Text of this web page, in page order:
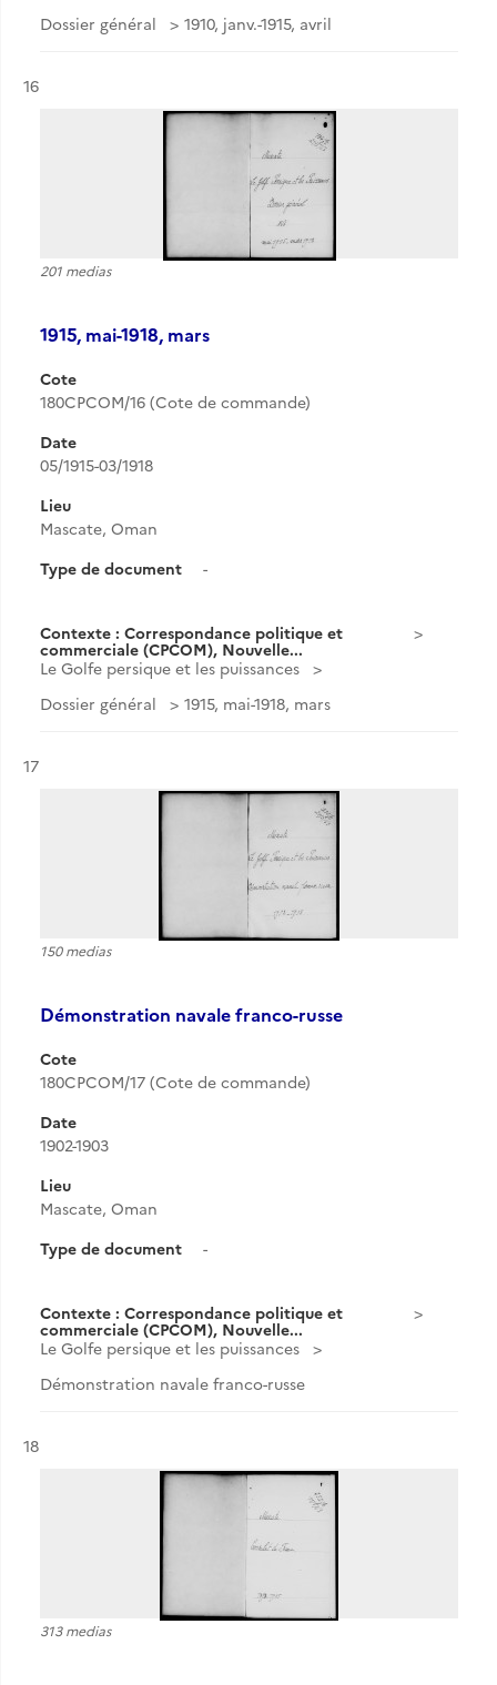
Dossier général
1910, janv.-1915, avril
Résultat n°
16
201 medias
1915, mai-1918, mars
Cote
180CPCOM/16 (Cote de commande)
Date
05/1915-03/1918
Lieu
Mascate, Oman
Type de document
-
Contexte : Correspondance politique et
commerciale (CPCOM), Nouvelle...
Le Golfe persique et les puissances
Dossier général
1915, mai-1918, mars
Résultat n°
17
150 medias
Démonstration navale franco-russe
Cote
180CPCOM/17 (Cote de commande)
Date
1902-1903
Lieu
Mascate, Oman
Type de document
-
Contexte : Correspondance politique et
commerciale (CPCOM), Nouvelle...
Le Golfe persique et les puissances
Démonstration navale franco-russe
Résultat n°
18
313 medias